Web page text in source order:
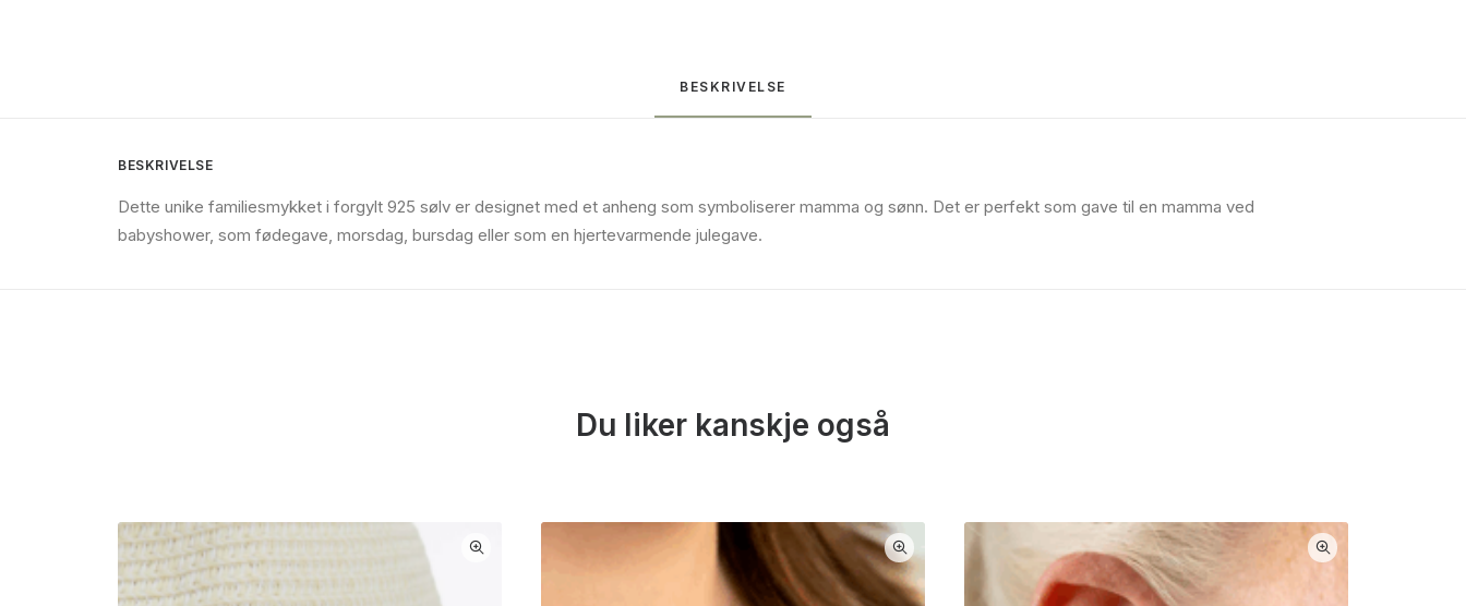
BESKRIVELSE
BESKRIVELSE
Dette unike familiesmykket i forgylt 925 sølv er designet med et anheng som symboliserer mamma og sønn. Det er perfekt som gave til en mamma ved
babyshower, som fødegave, morsdag, bursdag eller som en hjertevarmende julegave.
Du liker kanskje også